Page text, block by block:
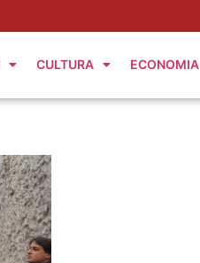
CULTURA ECONOMIA